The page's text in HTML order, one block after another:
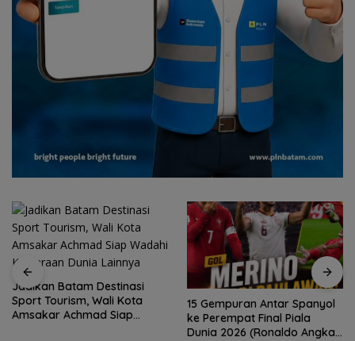
Jadikan Batam Destinasi
Sport Tourism, Wali Kota
Amsakar Achmad Siap
15 Gempuran Antar Spanyol
ke Perempat Final Piala
Dunia 2026 (Ronaldo Angkat